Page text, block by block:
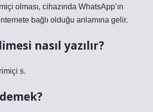
olması, cihazında WhatsApp’ın
bağlı olduğu anlamına gelir.
nasıl yazılır?
s.